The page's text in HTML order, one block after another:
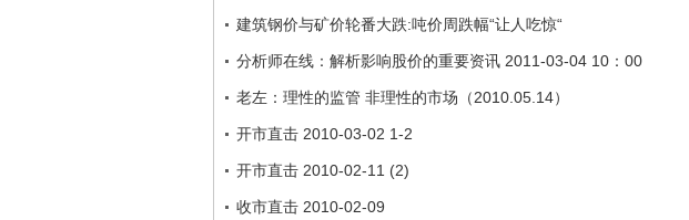
建筑钢价与矿价轮番大跌:吨价周跌幅“让人吃惊“
分析师在线：解析影响股价的重要资讯 2011-03-04 10：00
老左：理性的监管 非理性的市场（2010.05.14）
开市直击 2010-03-02 1-2
开市直击 2010-02-11 (2)
收市直击 2010-02-09